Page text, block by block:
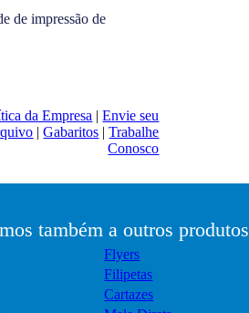
de impressão de
da Empresa |Envie seu
|Gabaritos |Trabalhe
Conosco
também a outros produtos
Flyers
Filipetas
Cartazes